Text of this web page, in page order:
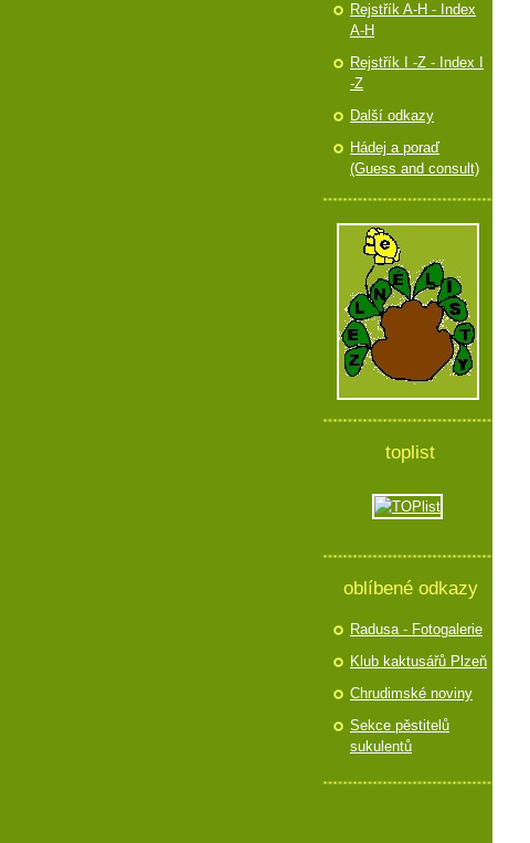
Rejstřík A-H - Index
A-H
Rejstřík I -Z - Index I
-Z
Další odkazy
Hádej a poraď
(Guess and consult)
toplist
oblíbené odkazy
Radusa - Fotogalerie
Klub kaktusářů Plzeň
Chrudimské noviny
Sekce pěstitelů
sukulentů